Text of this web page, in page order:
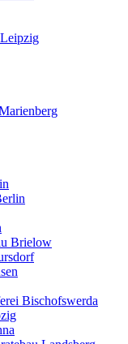
Brielow
Bischofswerda